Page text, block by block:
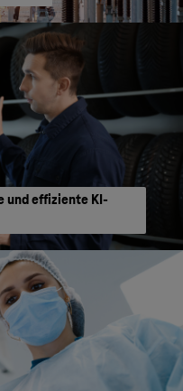
und effiziente KI-